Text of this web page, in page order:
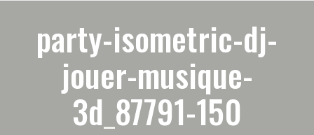
party-isometric-dj-
jouer-musique-
3d_87791-150